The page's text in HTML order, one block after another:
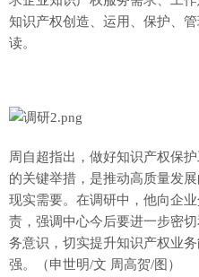
知识产权创造、运用、保护、
读。
周自超指出，做好知识产权保
的关键举措，是推动高质量发
现实需要。在调研中，他向企
责，强调中心今后要进一步密
务意识，切实提升知识产权业
强。（申世明/文 周高贺/图）